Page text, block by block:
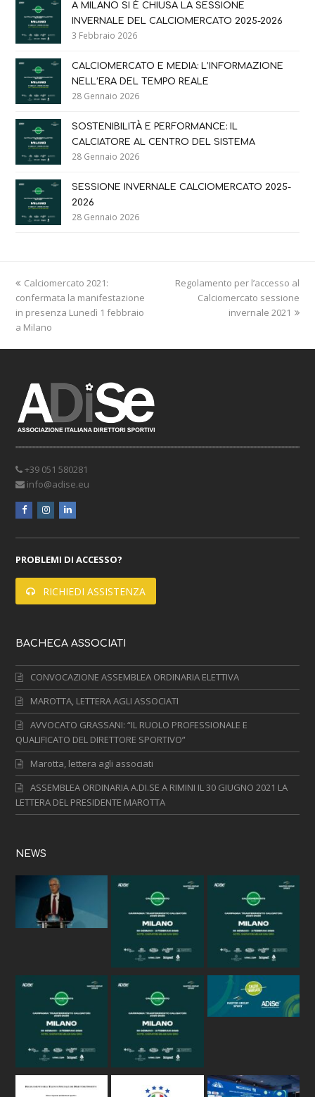
A MILANO SI È CHIUSA LA SESSIONE
INVERNALE DEL CALCIOMERCATO 2025-2026
3 Febbraio 2026
CALCIOMERCATO E MEDIA: L’INFORMAZIONE
NELL’ERA DEL TEMPO REALE
28 Gennaio 2026
SOSTENIBILITÀ E PERFORMANCE: IL
CALCIATORE AL CENTRO DEL SISTEMA
28 Gennaio 2026
SESSIONE INVERNALE CALCIOMERCATO 2025-
2026
28 Gennaio 2026
previous
post:
Calciomercato 2021:
confermata la manifestazione
in presenza Lunedì 1 febbraio
a Milano
next
post:
Regolamento per l’accesso al
Calciomercato sessione
invernale 2021
+39 051 580281
info@adise.eu
facebookinstagramlinkedin
PROBLEMI DI ACCESSO?
RICHIEDI ASSISTENZA
BACHECA ASSOCIATI
CONVOCAZIONE ASSEMBLEA ORDINARIA ELETTIVA
MAROTTA, LETTERA AGLI ASSOCIATI
AVVOCATO GRASSANI: “IL RUOLO PROFESSIONALE E
QUALIFICATO DEL DIRETTORE SPORTIVO”
Marotta, lettera agli associati
ASSEMBLEA ORDINARIA A.DI.SE A RIMINI IL 30 GIUGNO 2021 LA
LETTERA DEL PRESIDENTE MAROTTA
NEWS